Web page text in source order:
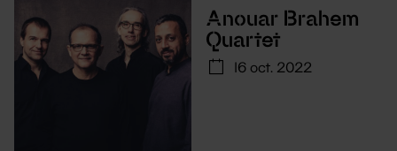
Anouar Brahem
Quartet
16 oct. 2022